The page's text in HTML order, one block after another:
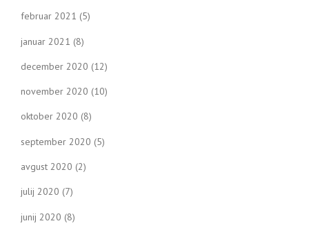
februar 2021 (5)
januar 2021 (8)
december 2020 (12)
november 2020 (10)
oktober 2020 (8)
september 2020 (5)
avgust 2020 (2)
julij 2020 (7)
junij 2020 (8)